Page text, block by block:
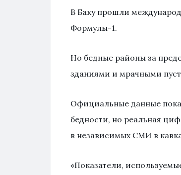
В Баку прошли
Формулы-1.
Но бедные районы за
зданиями и мрачными
Официальные данные
бедности, но реальная
в независимых СМИ в
«Показатели,